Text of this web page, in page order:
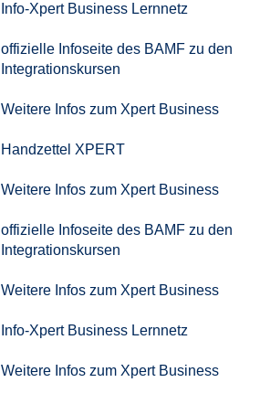
Info-Xpert Business Lernnetz
offizielle Infoseite des BAMF zu den
Integrationskursen
Weitere Infos zum Xpert Business
Handzettel XPERT
Weitere Infos zum Xpert Business
offizielle Infoseite des BAMF zu den
Integrationskursen
Weitere Infos zum Xpert Business
Info-Xpert Business Lernnetz
Weitere Infos zum Xpert Business